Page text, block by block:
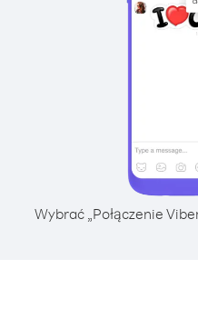
Wybrać „Połączenie